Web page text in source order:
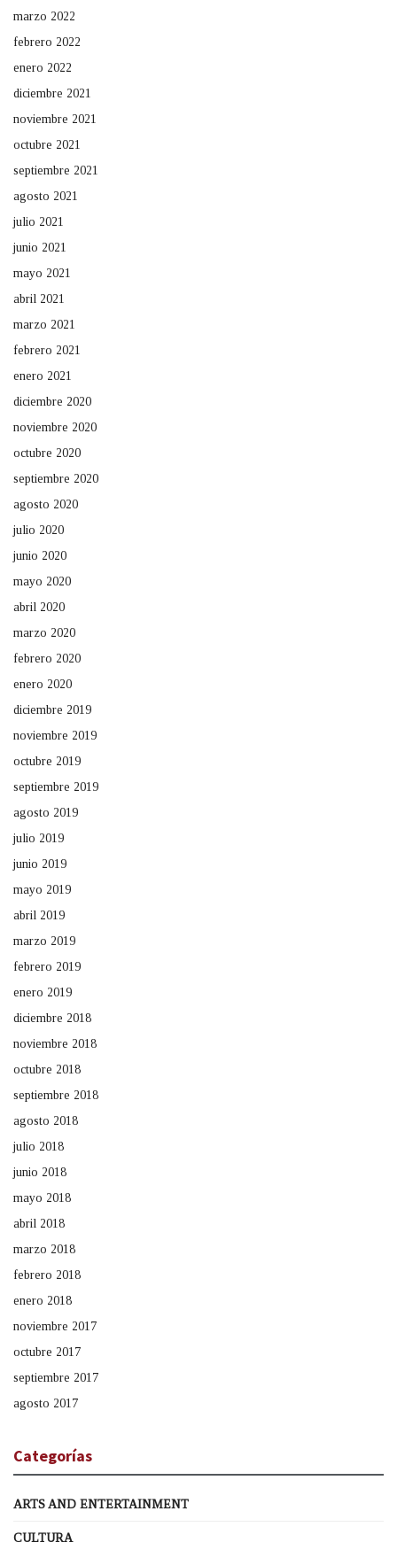
marzo 2022
febrero 2022
enero 2022
diciembre 2021
noviembre 2021
octubre 2021
septiembre 2021
agosto 2021
julio 2021
junio 2021
mayo 2021
abril 2021
marzo 2021
febrero 2021
enero 2021
diciembre 2020
noviembre 2020
octubre 2020
septiembre 2020
agosto 2020
julio 2020
junio 2020
mayo 2020
abril 2020
marzo 2020
febrero 2020
enero 2020
diciembre 2019
noviembre 2019
octubre 2019
septiembre 2019
agosto 2019
julio 2019
junio 2019
mayo 2019
abril 2019
marzo 2019
febrero 2019
enero 2019
diciembre 2018
noviembre 2018
octubre 2018
septiembre 2018
agosto 2018
julio 2018
junio 2018
mayo 2018
abril 2018
marzo 2018
febrero 2018
enero 2018
noviembre 2017
octubre 2017
septiembre 2017
agosto 2017
Categorías
ARTS AND ENTERTAINMENT
CULTURA